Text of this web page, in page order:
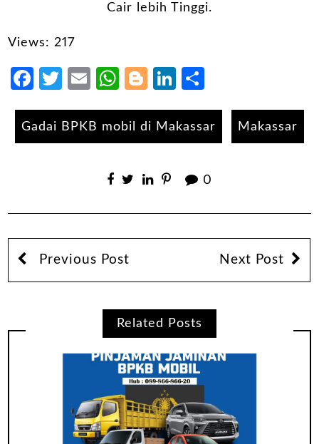
Cair lebih Tinggi.
Views: 217
Facebook
Twitter
EmailWhatsApp
Blogger
LinkedIn
Gadai BPKB mobil di Makassar Makassar
0
Previous Post Next Post
Related Posts